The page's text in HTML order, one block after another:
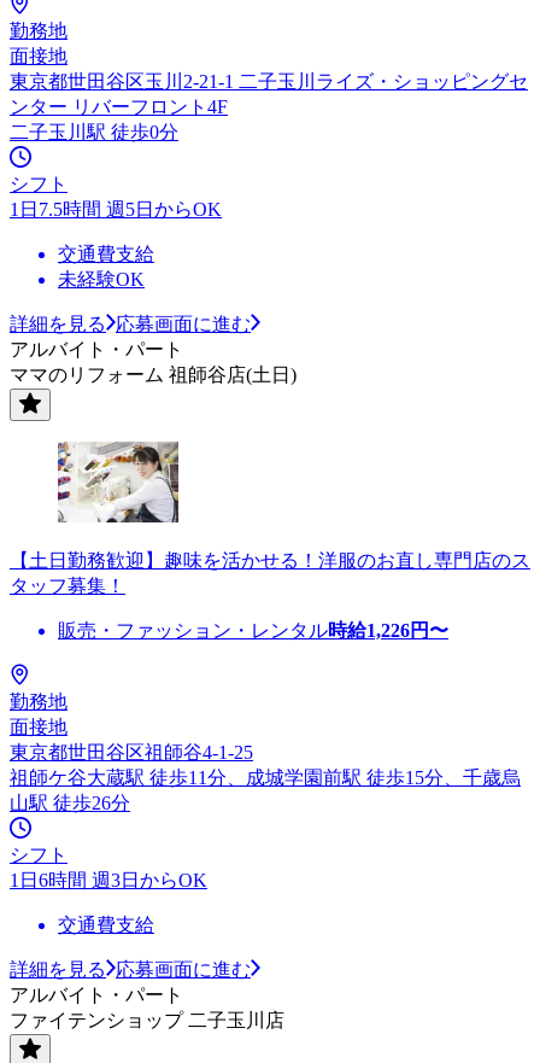
勤務地
面接地
東京都世田谷区玉川2-21-1 二子玉川ライズ・ショッピングセ
ンター リバーフロント4F
二子玉川駅 徒歩0分
シフト
1日7.5時間 週5日からOK
交通費支給
未経験OK
詳細を見る
応募画面に進む
アルバイト・パート
ママのリフォーム 祖師谷店(土日)
【土日勤務歓迎】趣味を活かせる！洋服のお直し専門店のス
タッフ募集！
販売・ファッション・レンタル時給1,226円〜
勤務地
面接地
東京都世田谷区祖師谷4-1-25
祖師ケ谷大蔵駅 徒歩11分、成城学園前駅 徒歩15分、千歳烏
山駅 徒歩26分
シフト
1日6時間 週3日からOK
交通費支給
詳細を見る
応募画面に進む
アルバイト・パート
ファイテンショップ 二子玉川店